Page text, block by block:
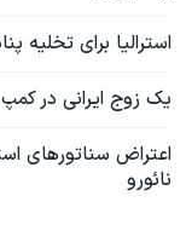
استرالیا برای تخلیه
یک زوج ایرانی در کمپ
اعتراض سناتورهای
نائورو